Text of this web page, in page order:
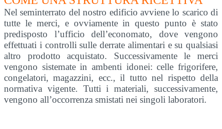
Nel seminterrato del nostro edificio avviene lo scarico di
tutte le merci, e ovviamente in questo punto è stato
predisposto l’ufficio dell’economato, dove vengono
effettuati i controlli sulle derrate alimentari e su qualsiasi
altro prodotto acquistato. Successivamente le merci
vengono sistemate in ambenti idonei: celle frigorifere,
congelatori, magazzini, ecc., il tutto nel rispetto della
normativa vigente. Tutti i materiali, successivamente,
vengono all’occorrenza smistati nei singoli laboratori.